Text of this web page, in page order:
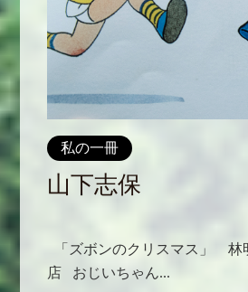
私の一冊
山下志保
「ズボンのクリスマス」
店 おじいちゃん...